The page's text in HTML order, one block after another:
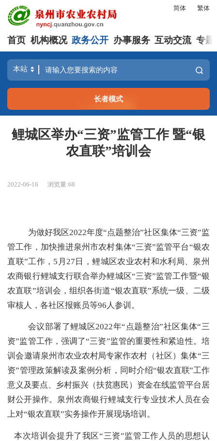
简体 繁体
首页 机构概况 政务公开 办事服务 互动交流 专题
长者模式
鲤城区举办“三资”监管工作 暨“银
农直联”培训会
2022-06-16 浏览量:68
为做好我区2022年度“点题整治”社区集体“三资”监
管工作，加快推进泉州市农村集体“三资”监管平台“银农
直联”工作，5月27日，鲤城区农业农村和水利局、泉州
农商银行鲤城支行联合举办鲤城区“三资”监管工作暨“银
农直联”培训会，组织各街道“银农直联”系统一级、二级
审核人，各社区报账员等96人参训。
会议部署了鲤城区2022年“点题整治”社区集体“三
资”监管工作，强调了“三资”监管的重要性和紧迫性。培
训会邀请泉州市农业农村局专家作农村（社区）集体“三
资”管理政策解读及案例分析，同时介绍“银农直联”工作
意义及要点、乡村振兴（扶贫惠民）资金在线监管平台居
财公开操作。泉州农商银行鲤城支行专业技术人员在会
上对“银农直联”实务操作开展现场培训。
本次培训会提升了我区“三资”监管工作人员的思想认